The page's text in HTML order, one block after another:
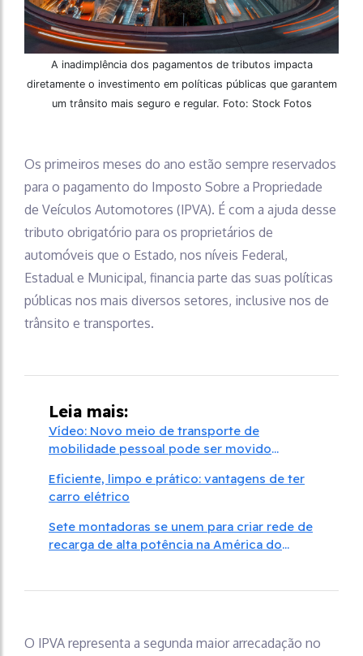
A inadimplência dos pagamentos de tributos impacta
diretamente o investimento em políticas públicas que garantem
um trânsito mais seguro e regular. Foto: Stock Fotos
Os primeiros meses do ano estão sempre reservados
para o pagamento do Imposto Sobre a Propriedade
de Veículos Automotores (IPVA). É com a ajuda desse
tributo obrigatório para os proprietários de
automóveis que o Estado, nos níveis Federal,
Estadual e Municipal, financia parte das suas políticas
públicas nos mais diversos setores, inclusive nos de
trânsito e transportes.
Leia mais:
Vídeo: Novo meio de transporte de
mobilidade pessoal pode ser movido
Eficiente, limpo e prático: vantagens de ter
carro elétrico
Sete montadoras se unem para criar rede de
recarga de alta potência na América do
O IPVA representa a segunda maior arrecadação no